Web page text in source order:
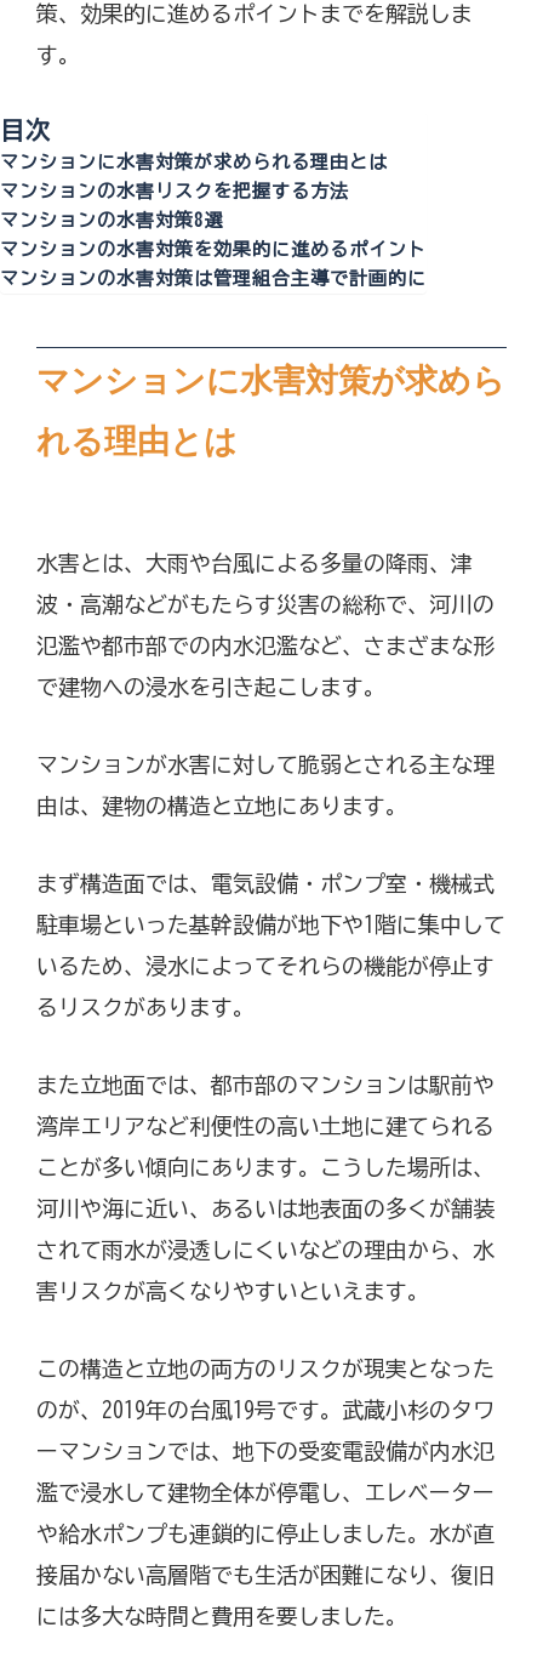
策、効果的に進めるポイントまでを解説しま
す。
目次
マンションに水害対策が求められる理由とは
マンションの水害リスクを把握する方法
マンションの水害対策8選
マンションの水害対策を効果的に進めるポイント
マンションの水害対策は管理組合主導で計画的に
マンションに水害対策が求めら
れる理由とは
水害とは、大雨や台風による多量の降雨、津
波・高潮などがもたらす災害の総称で、河川の
氾濫や都市部での内水氾濫など、さまざまな形
で建物への浸水を引き起こします。
マンションが水害に対して脆弱とされる主な理
由は、建物の構造と立地にあります。
まず構造面では、電気設備・ポンプ室・機械式
駐車場といった基幹設備が地下や1階に集中して
いるため、浸水によってそれらの機能が停止す
るリスクがあります。
また立地面では、都市部のマンションは駅前や
湾岸エリアなど利便性の高い土地に建てられる
ことが多い傾向にあります。こうした場所は、
河川や海に近い、あるいは地表面の多くが舗装
されて雨水が浸透しにくいなどの理由から、水
害リスクが高くなりやすいといえます。
この構造と立地の両方のリスクが現実となった
のが、2019年の台風19号です。武蔵小杉のタワ
ーマンションでは、地下の受変電設備が内水氾
濫で浸水して建物全体が停電し、エレベーター
や給水ポンプも連鎖的に停止しました。水が直
接届かない高層階でも生活が困難になり、復旧
には多大な時間と費用を要しました。